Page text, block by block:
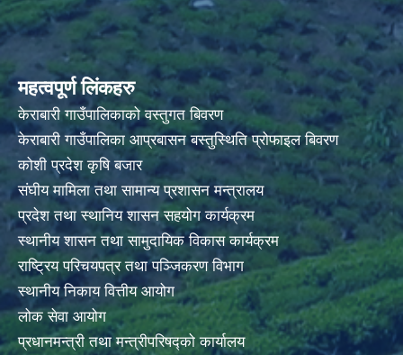
महत्वपूर्ण लिंकहरु
केराबारी गाउँपालिकाको वस्तुगत बिवरण
केराबारी गाउँपालिका आप्रबासन बस्तुस्थिति प्रोफाइल बिवरण
कोशी प्रदेश कृषि बजार
संघीय मामिला तथा सामान्य प्रशासन मन्त्रालय
प्रदेश तथा स्थानिय शासन सहयोग कार्यक्रम
स्थानीय शासन तथा सामुदायिक विकास कार्यक्रम
राष्ट्रिय परिचयपत्र तथा पञ्जिकरण विभाग
स्थानीय निकाय वित्तीय आयोग
लोक सेवा आयोग
प्रधानमन्त्री तथा मन्त्रीपरिषद्को कार्यालय